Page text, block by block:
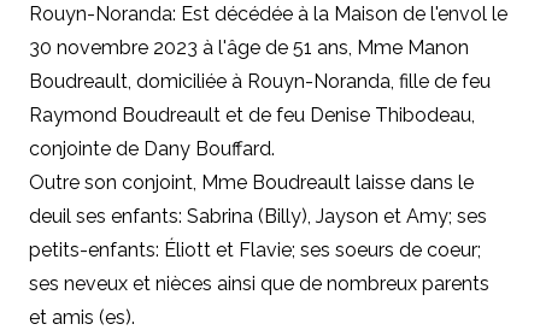
Rouyn-Noranda: Est décédée à la Maison de l'envol le
30 novembre 2023 à l'âge de 51 ans, Mme Manon
Boudreault, domiciliée à Rouyn-Noranda, fille de feu
Raymond Boudreault et de feu Denise Thibodeau,
conjointe de Dany Bouffard.
Outre son conjoint, Mme Boudreault laisse dans le
deuil ses enfants: Sabrina (Billy), Jayson et Amy; ses
petits-enfants: Éliott et Flavie; ses soeurs de coeur;
ses neveux et nièces ainsi que de nombreux parents
et amis (es).